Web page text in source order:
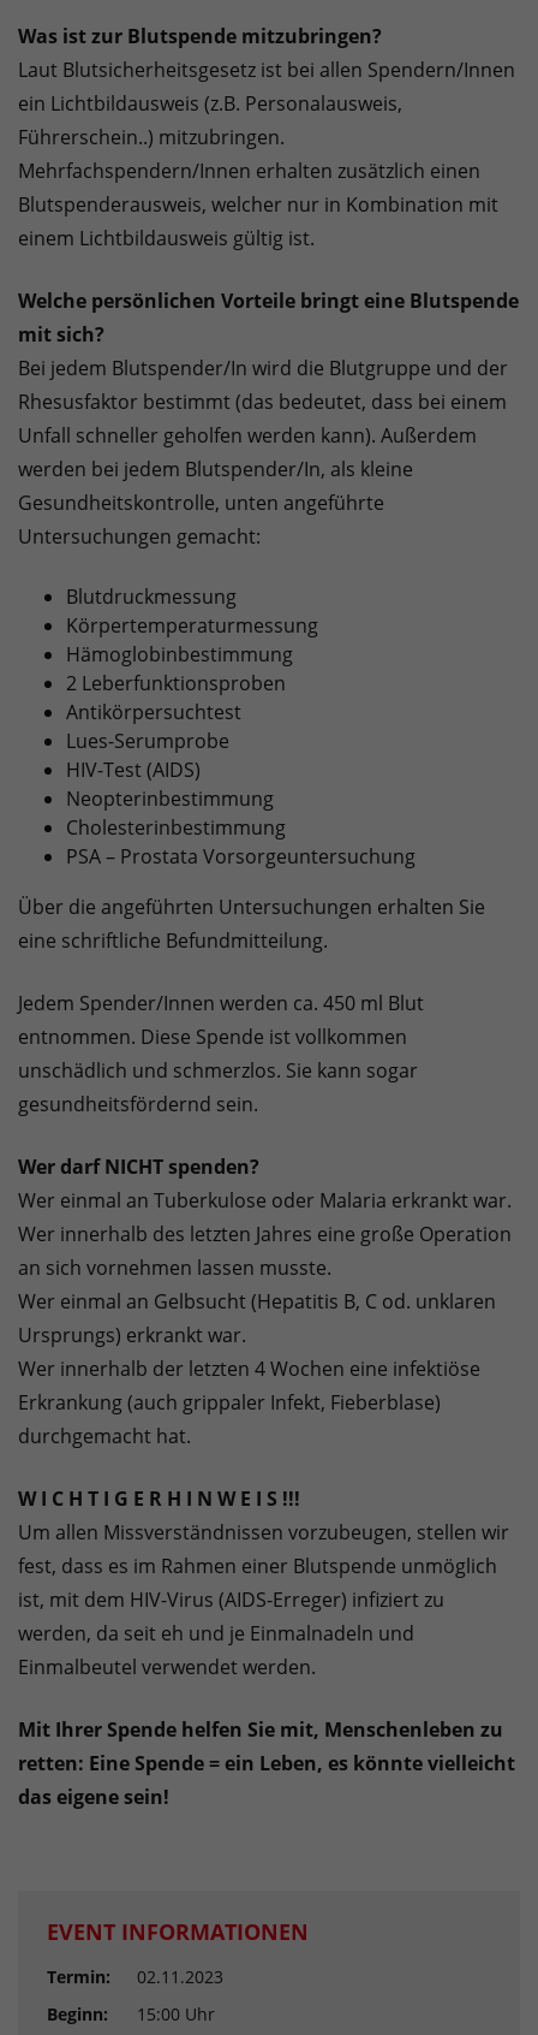
Was ist zur Blutspende mitzubringen?
Laut Blutsicherheitsgesetz ist bei allen Spendern/Innen
ein Lichtbildausweis (z.B. Personalausweis,
Führerschein..) mitzubringen.
Mehrfachspendern/Innen erhalten zusätzlich einen
Blutspenderausweis, welcher nur in Kombination mit
einem Lichtbildausweis gültig ist.
Welche persönlichen Vorteile bringt eine Blutspende
mit sich?
Bei jedem Blutspender/In wird die Blutgruppe und der
Rhesusfaktor bestimmt (das bedeutet, dass bei einem
Unfall schneller geholfen werden kann). Außerdem
werden bei jedem Blutspender/In, als kleine
Gesundheitskontrolle, unten angeführte
Untersuchungen gemacht:
Blutdruckmessung
Körpertemperaturmessung
Hämoglobinbestimmung
2 Leberfunktionsproben
Antikörpersuchtest
Lues-Serumprobe
HIV-Test (AIDS)
Neopterinbestimmung
Cholesterinbestimmung
PSA – Prostata Vorsorgeuntersuchung
Über die angeführten Untersuchungen erhalten Sie
eine schriftliche Befundmitteilung.
Jedem Spender/Innen werden ca. 450 ml Blut
entnommen. Diese Spende ist vollkommen
unschädlich und schmerzlos. Sie kann sogar
gesundheitsfördernd sein.
Wer darf NICHT spenden?
Wer einmal an Tuberkulose oder Malaria erkrankt war.
Wer innerhalb des letzten Jahres eine große Operation
an sich vornehmen lassen musste.
Wer einmal an Gelbsucht (Hepatitis B, C od. unklaren
Ursprungs) erkrankt war.
Wer innerhalb der letzten 4 Wochen eine infektiöse
Erkrankung (auch grippaler Infekt, Fieberblase)
durchgemacht hat.
W I C H T I G E R H I N W E I S !!!
Um allen Missverständnissen vorzubeugen, stellen wir
fest, dass es im Rahmen einer Blutspende unmöglich
ist, mit dem HIV-Virus (AIDS-Erreger) infiziert zu
werden, da seit eh und je Einmalnadeln und
Einmalbeutel verwendet werden.
Mit Ihrer Spende helfen Sie mit, Menschenleben zu
retten: Eine Spende = ein Leben, es könnte vielleicht
das eigene sein!
EVENT INFORMATIONEN
Termin:
02.11.2023
Beginn:
15:00 Uhr